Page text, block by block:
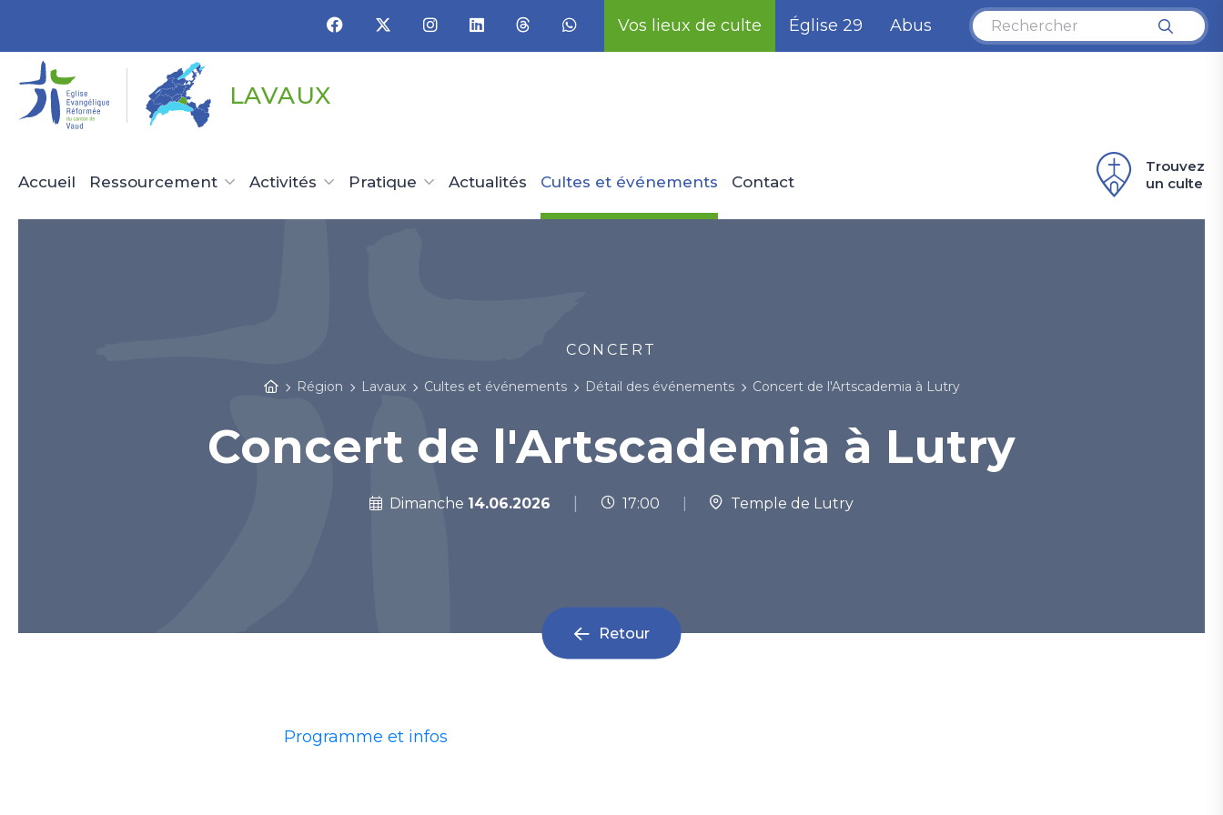
Vos lieux de culte Église 29 Abus
LAVAUX
Accueil Ressourcement Activités Pratique Actualités Cultes et événements Contact
Trouvez
un culte
CONCERT
Région Lavaux Cultes et événements Détail des événements Concert de l'Artscademia à Lutry
Concert de l'Artscademia à Lutry
Dimanche 14.06.2026 | 17:00 Temple de Lutry
Retour
Programme et infos